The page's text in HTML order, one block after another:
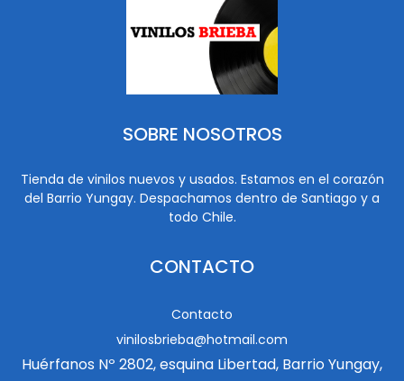
SOBRE NOSOTROS
Tienda de vinilos nuevos y usados. Estamos en el corazón
del Barrio Yungay. Despachamos dentro de Santiago y a
todo Chile.
CONTACTO
Contacto
vinilosbrieba@hotmail.com
Huérfanos Nº 2802, esquina Libertad, Barrio Yungay,